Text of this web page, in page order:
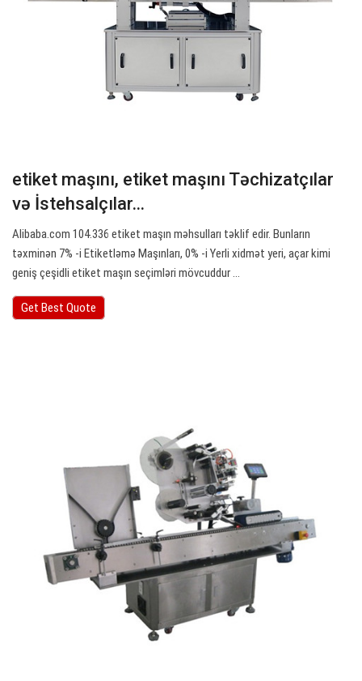
etiket maşını, etiket maşını Təchizatçılar
və İstehsalçılar…
Alibaba.com 104.336 etiket maşın məhsulları təklif edir. Bunların
təxminən 7% -i Etiketləmə Maşınları, 0% -i Yerli xidmət yeri, açar kimi
geniş çeşidli etiket maşın seçimləri mövcuddur ...
Get Best Quote